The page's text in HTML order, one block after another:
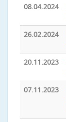
08.04.2024
26.02.2024
20.11.2023
07.11.2023